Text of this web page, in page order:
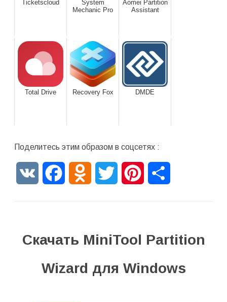
Ticketscloud
System
Mechanic Pro
Aomei Partition
Assistant
Total Drive Recovery Fox DMDE
Поделитесь этим образом в соцсетях :
VK FacebookOdnoklassniki
Twitter Pinterest
Скачать MiniTool Partition
Wizard для Windows